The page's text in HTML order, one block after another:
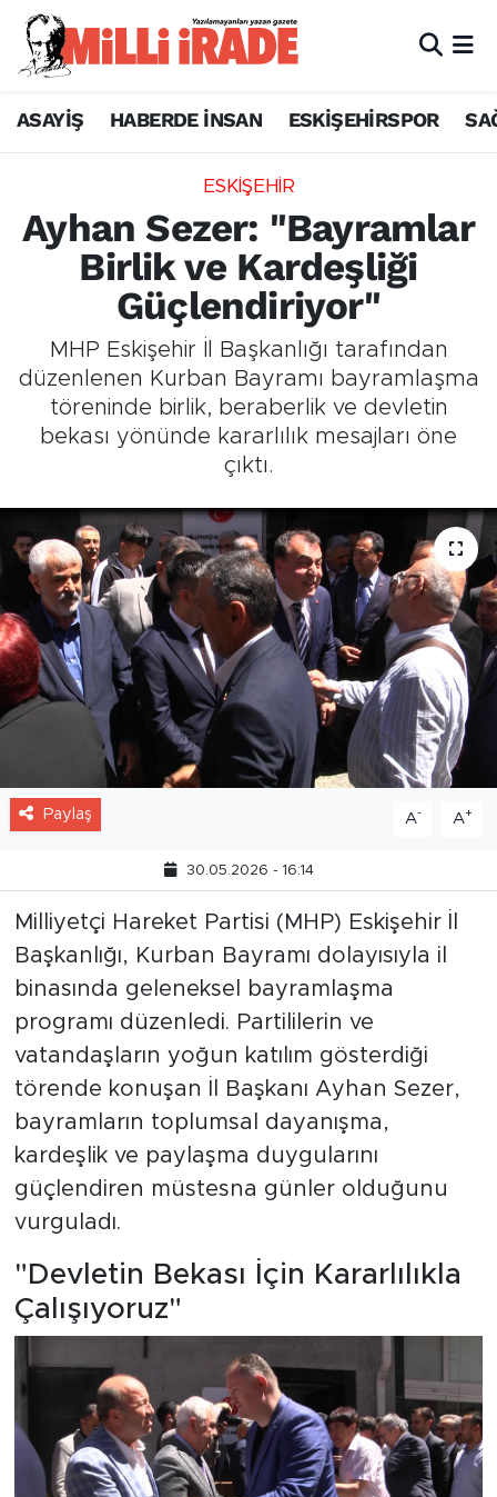
ASAYİŞ HABERDE İNSAN ESKİŞEHİRSPOR
ESKİŞEHİR
Ayhan Sezer: "Bayramlar
Birlik ve Kardeşliği
Güçlendiriyor"
MHP Eskişehir İl Başkanlığı tarafından
düzenlenen Kurban Bayramı bayramlaşma
töreninde birlik, beraberlik ve devletin
bekası yönünde kararlılık mesajları öne
çıktı.
Paylaş A- A+
30.05.2026 - 16:14
Milliyetçi Hareket Partisi (MHP) Eskişehir İl
Başkanlığı, Kurban Bayramı dolayısıyla il
binasında geleneksel bayramlaşma
programı düzenledi. Partililerin ve
vatandaşların yoğun katılım gösterdiği
törende konuşan İl Başkanı Ayhan Sezer,
bayramların toplumsal dayanışma,
kardeşlik ve paylaşma duygularını
güçlendiren müstesna günler olduğunu
vurguladı.
"Devletin Bekası İçin Kararlılıkla
Çalışıyoruz"